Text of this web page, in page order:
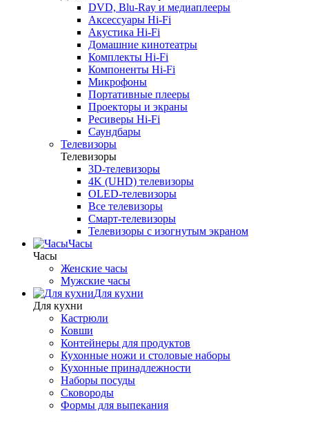
DVD, Blu-Ray и медиаплееры
Аксессуары Hi-Fi
Акустика Hi-Fi
Домашние кинотеатры
Комплекты Hi-Fi
Компоненты Hi-Fi
Микрофоны
Портативные плееры
Проекторы и экраны
Ресиверы Hi-Fi
Саундбары
Телевизоры
Телевизоры
3D-телевизоры
4K (UHD) телевизоры
OLED-телевизоры
Все телевизоры
Смарт-телевизоры
Телевизоры с изогнутым экраном
Часы
Часы
Женские часы
Мужские часы
Для кухни
Для кухни
Кастрюли
Ковши
Контейнеры для продуктов
Кухонные ножи и столовые наборы
Кухонные принадлежности
Наборы посуды
Сковороды
Формы для выпекания